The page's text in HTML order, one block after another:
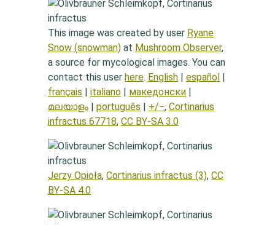
This image was created by user Ryane
Snow (snowman) at Mushroom Observer,
a source for mycological images. You can
contact this user here. English | español |
français | italiano | македонски |
മലയാളം | português | +/−, Cortinarius
infractus 67718, CC BY-SA 3.0
Jerzy Opioła, Cortinarius infractus (3), CC
BY-SA 4.0